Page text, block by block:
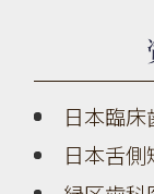
日本臨
日本舌